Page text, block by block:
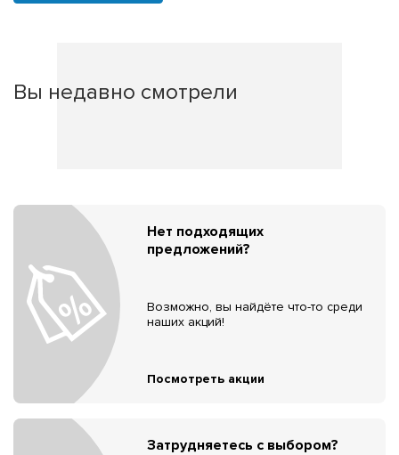
Вы недавно смотрели
Нет подходящих
предложений?
Возможно, вы найдёте что-то среди
наших акций!
Посмотреть акции
Затрудняетесь с выбором?